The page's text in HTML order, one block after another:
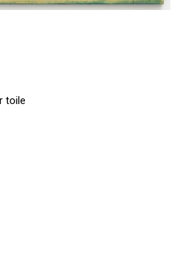
toile